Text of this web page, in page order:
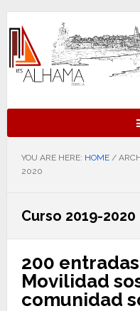
Skip
to
primary
navigation
Skip
to
main
content
Skip
to
footer
YOU ARE HERE: HOME /
2020
Curso 2019-2020
200
Movilidad
comunidad